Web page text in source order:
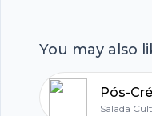
You may also
Salada Cult